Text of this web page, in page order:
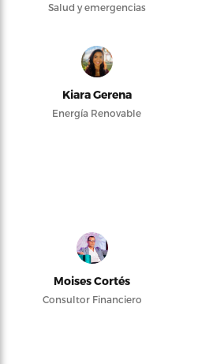
Salud y emergencias
Kiara Gerena
Energía Renovable
Moises Cortés
Consultor Financiero